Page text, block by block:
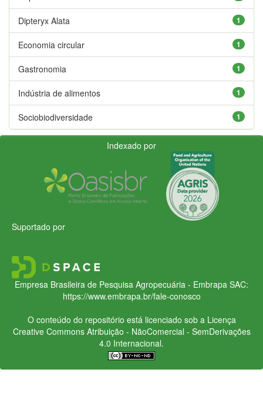
1
Dipteryx Alata
1
Economia circular
1
Gastronomia
1
Indústria de alimentos
1
Sociobiodiversidade
Indexado por
Suportado por
Empresa Brasileira de Pesquisa Agropecuária - Embrapa SAC:
https://www.embrapa.br/fale-conosco
O conteúdo do repositório está licenciado sob a Licença
Creative CommonsAtribuição - NãoComercial - SemDerivações
4.0 Internacional.